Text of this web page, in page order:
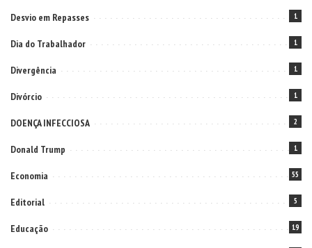
Desvio em Repasses 1
Dia do Trabalhador 1
Divergência 1
Divórcio 1
DOENÇA INFECCIOSA 2
Donald Trump 1
Economia 55
Editorial 5
Educação 19